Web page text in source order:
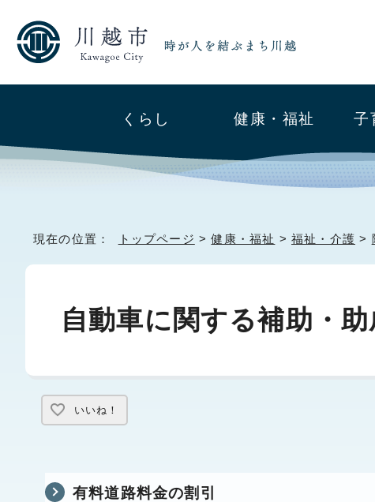
くらし 健康・福祉 子
現在の位置： トップページ >健康・福祉 >福祉・介護 >
自動車に関する補助・助
いいね！
有料道路料金の割引